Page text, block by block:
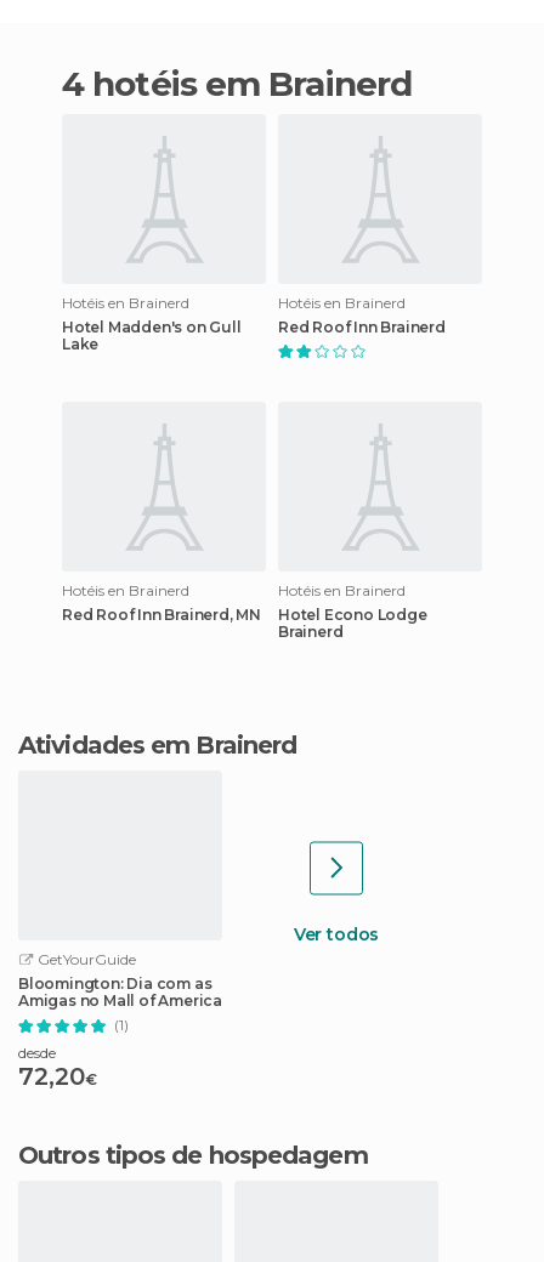
4 hotéis em Brainerd
Hotéis en Brainerd
Hotel Madden's on Gull
Lake
Hotéis en Brainerd
Red Roof Inn Brainerd
Hotéis en Brainerd
Red Roof Inn Brainerd, MN
Hotéis en Brainerd
Hotel Econo Lodge
Brainerd
Atividades em Brainerd
GetYourGuide
Bloomington: Dia com as
Amigas no Mall of America
(1)
desde
72,20€
Ver todos
Outros tipos de hospedagem